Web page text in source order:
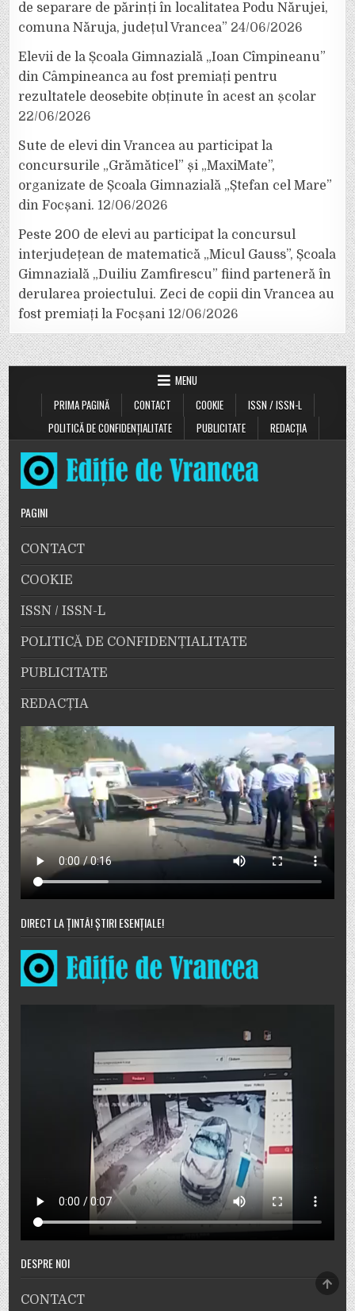
de separare de părinți în localitatea Podu Nărujei,
comuna Năruja, județul Vrancea” 24/06/2026
Elevii de la Școala Gimnazială „Ioan Cîmpineanu”
din Câmpineanca au fost premiați pentru
rezultatele deosebite obținute în acest an școlar
22/06/2026
Sute de elevi din Vrancea au participat la
concursurile „Grămăticel” și „MaxiMate”,
organizate de Școala Gimnazială „Ștefan cel Mare”
din Focșani. 12/06/2026
Peste 200 de elevi au participat la concursul
interjudețean de matematică „Micul Gauss”, Școala
Gimnazială „Duiliu Zamfirescu” fiind parteneră în
derularea proiectului. Zeci de copii din Vrancea au
fost premiați la Focșani 12/06/2026
MENU
PRIMA PAGINĂ
CONTACT COOKIE
ISSN / ISSN-L
POLITICĂ DE CONFIDENȚIALITATE
PUBLICITATE REDACȚIA
PAGINI
CONTACT
COOKIE
ISSN / ISSN-L
POLITICĂ DE CONFIDENȚIALITATE
PUBLICITATE
REDACȚIA
DIRECT LA ȚINTĂ! ȘTIRI ESENȚIALE!
DESPRE NOI
CONTACT TOP